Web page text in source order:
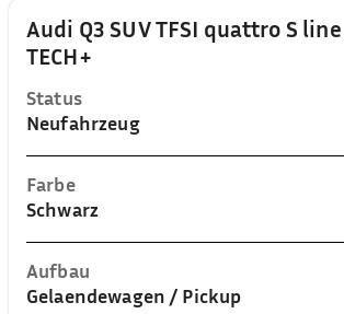
Audi Q3 SUV TFSI quattro S line
TECH+
Status
Neufahrzeug
Farbe
Schwarz
Aufbau
Gelaendewagen / Pickup